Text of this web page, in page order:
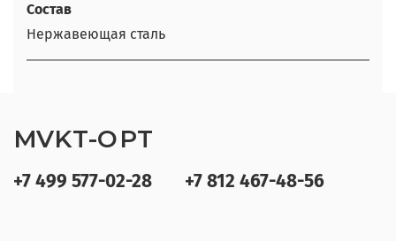
Состав
Нержавеющая сталь
+7 499 577-02-28 +7 812 467-48-56
MVKT-OPT